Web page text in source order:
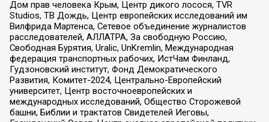
Дом прав человека Крым, Центр дикого лосося, TVR
Studios, ТВ Дождь, Центр европейских исследований им
Вилфрида Мартенса, Сетевое объединение журналистов
расследователей, АЛЛАТРА, За свободную Россию,
Свободная Бурятия, Uralic, UnKremlin, Международная
федерация транспортных рабочих, ИстЧам Финланд,
Гудзоновский институт, Фонд Демократического
Развития, Комитет-2024, Центрально-Европейский
университет, Центр восточноевропейских и
международных исследований, Общество Сторожевой
башни, Библии и трактатов Свидетелей Иеговы,